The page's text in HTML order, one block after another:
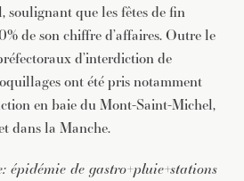
soulignant que les fêtes de fin
de son chiffre d’affaires. Outre le
d’interdiction de
ont été pris notamment
en baie du Mont-Saint-Michel,
dans la Manche.
épidémie de gastro+pluie+stations